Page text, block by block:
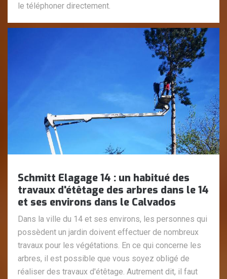
le téléphoner directement.
Schmitt Elagage 14 : un habitué des
travaux d'étêtage des arbres dans le 14
et ses environs dans le Calvados
Dans la ville du 14 et ses environs, les personnes qui
possèdent un jardin doivent effectuer de nombreux
travaux pour les végétations. En ce qui concerne les
arbres, il est possible que vous soyez obligé de
réaliser des travaux d'étêtage. Autrement dit, il faut